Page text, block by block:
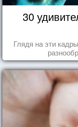
30
Глядя на эти